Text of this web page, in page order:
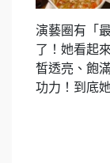
演藝圈有「
了！她看起
皙透亮、飽
功力！到底